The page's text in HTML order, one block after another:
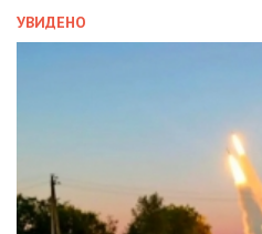
УВИДЕНО